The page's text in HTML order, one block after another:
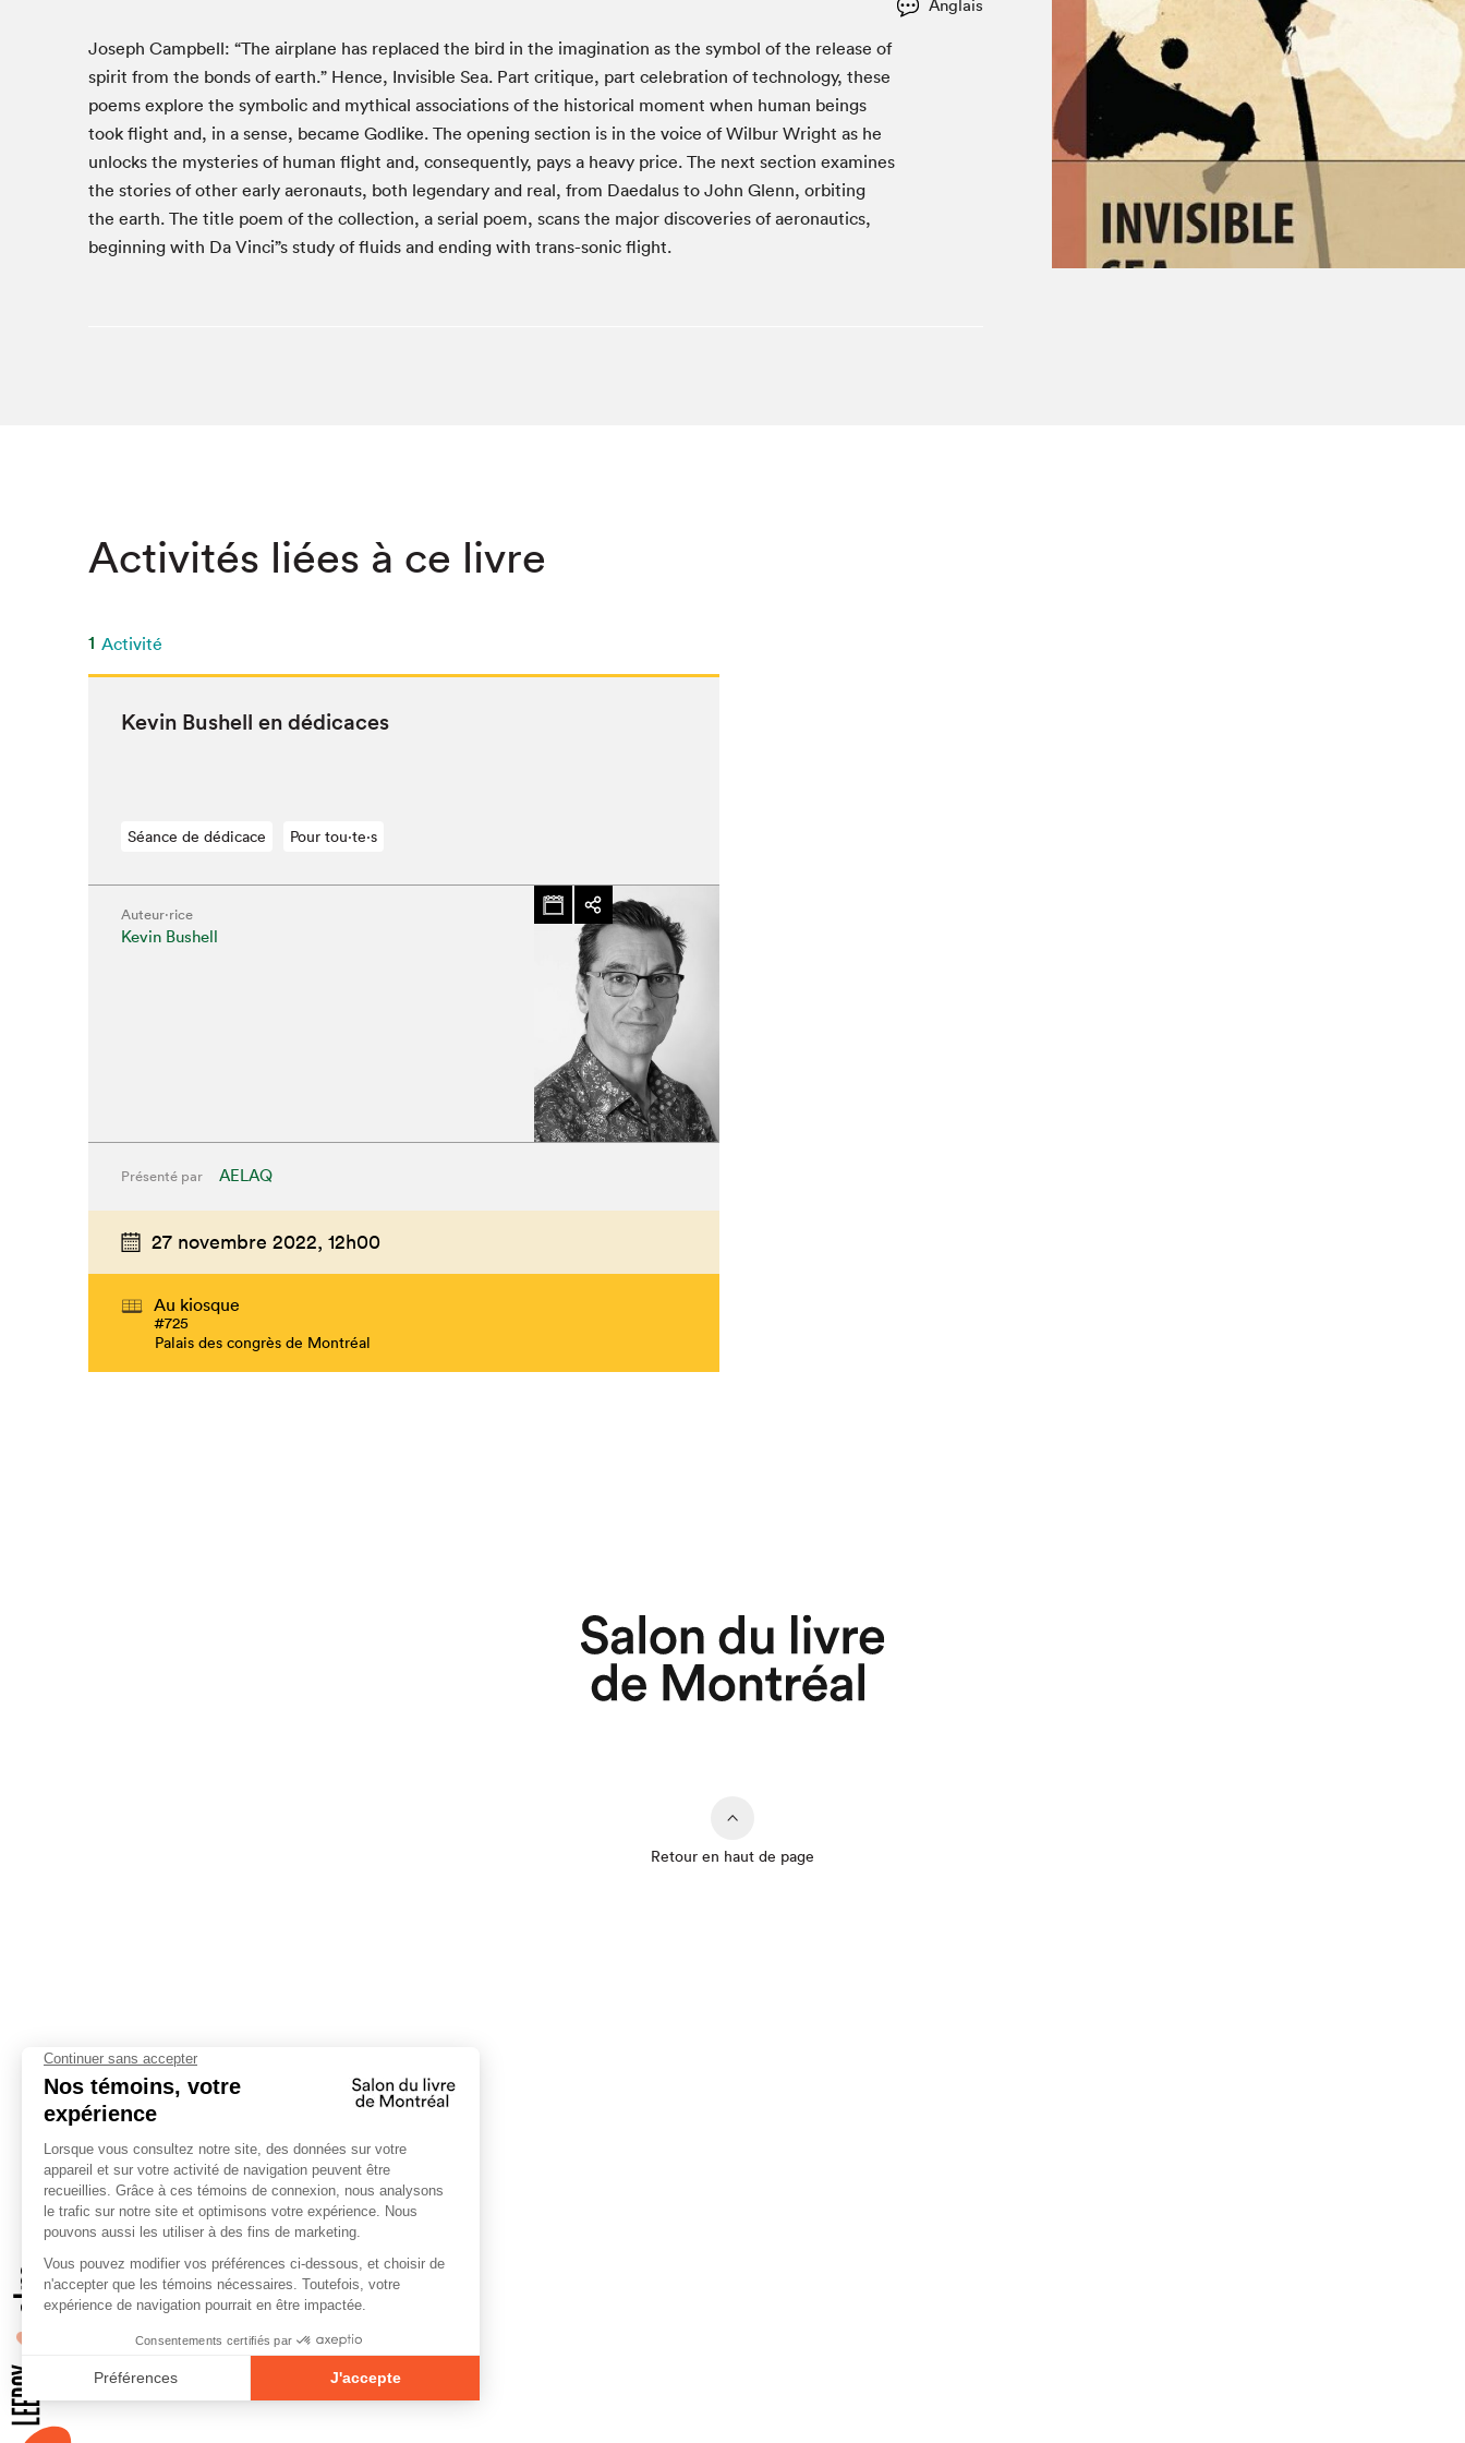
Matinées scolaires
Communication-Jeunesse au Salon
Les matins Petits bonheurs (0-5 ans)
Le Salon dans ta classe
Espace Lis-moi MTL (12-18 ans)
La Maison des libraires
Le grand jeu de lecture à voix haute du Salon
Liseur Public
Espace Montréal-Nord
Vitrine du Festival littéraire international Metropolis
bleu
Tapis rouge des écrivain·e·s
La lecture en cadeau
Zone Manga
L'Aparté
SLM 2019
SLM 2018
Le Salon dans la ville, espace
organisateur⋅rice
> SLM Pro
Que cherchez-vous?
Anglais
Joseph Camp­bell: “The air­plane has replaced the bird in the imag­i­na­tion as the sym­bol of the release of
spir­it from the bonds of earth.” Hence, Invis­i­ble Sea. Part cri­tique, part cel­e­bra­tion of tech­nol­o­gy, these
poems explore the sym­bol­ic and myth­i­cal asso­ci­a­tions of the his­tor­i­cal moment when human beings
took flight and, in a sense, became God­like. The open­ing sec­tion is in the voice of Wilbur Wright as he
unlocks the mys­ter­ies of human flight and, con­se­quent­ly, pays a heavy price. The next sec­tion exam­ines
the sto­ries of oth­er ear­ly aero­nauts, both leg­endary and real, from Daedalus to John Glenn, orbit­ing
the earth. The title poem of the col­lec­tion, a ser­i­al poem, scans the major dis­cov­er­ies of aero­nau­tics,
begin­ning with Da Vinci”s study of flu­ids and end­ing with trans-son­ic flight.
Activités liées à ce livre
1 Activité
Kevin Bushell en dédicaces
Séance de dédicace Pour tou⋅te⋅s
Auteur·rice
Kevin Bushell
Présenté par AELAQ
27 novembre 2022, 12h00
Au kiosque
#725
Palais des congrès de Montréal
Retour en haut de page